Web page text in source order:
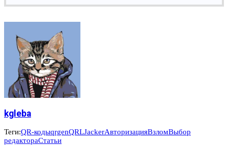
kgleba
Теги:QR-кодыqrgenQRLJackerАвторизацияВзломВыбор
редактораСтатьи